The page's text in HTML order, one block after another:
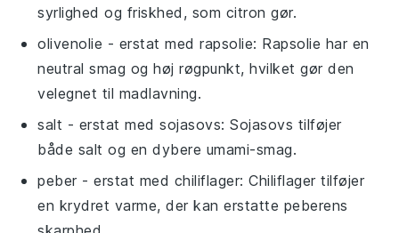
syrlighed og friskhed, som citron gør.
olivenolie - erstat medrapsolie: Rapsolie har en
neutral smag og høj røgpunkt, hvilket gør den
velegnet til madlavning.
salt - erstat medsojasovs: Sojasovs tilføjer
både salt og en dybere umami-smag.
peber - erstat med chiliflager: Chiliflager tilføjer
en krydret varme, der kan erstatte peberens